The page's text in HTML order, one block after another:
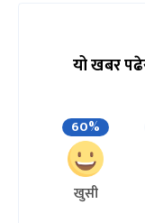
यो खबर
60%
खुसी